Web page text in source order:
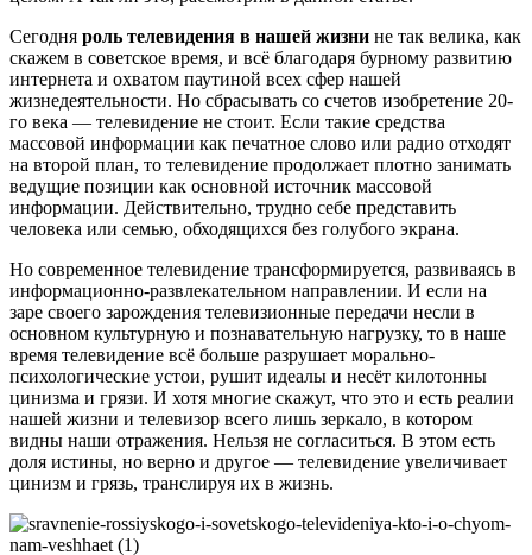
Сегодня роль телевидения в нашей жизни не так велика, как
скажем в советское время, и всё благодаря бурному развитию
интернета и охватом паутиной всех сфер нашей
жизнедеятельности. Но сбрасывать со счетов изобретение 20-
го века — телевидение не стоит. Если такие средства
массовой информации как печатное слово или радио отходят
на второй план, то телевидение продолжает плотно занимать
ведущие позиции как основной источник массовой
информации. Действительно, трудно себе представить
человека или семью, обходящихся без голубого экрана.
Но современное телевидение трансформируется, развиваясь в
информационно-развлекательном направлении. И если на
заре своего зарождения телевизионные передачи несли в
основном культурную и познавательную нагрузку, то в наше
время телевидение всё больше разрушает морально-
психологические устои, рушит идеалы и несёт килотонны
цинизма и грязи. И хотя многие скажут, что это и есть реалии
нашей жизни и телевизор всего лишь зеркало, в котором
видны наши отражения. Нельзя не согласиться. В этом есть
доля истины, но верно и другое — телевидение увеличивает
цинизм и грязь, транслируя их в жизнь.